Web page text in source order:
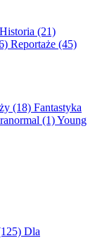
Historia (21)
Reportaże (45)
(18) Fantastyka
(1)Young
Dla